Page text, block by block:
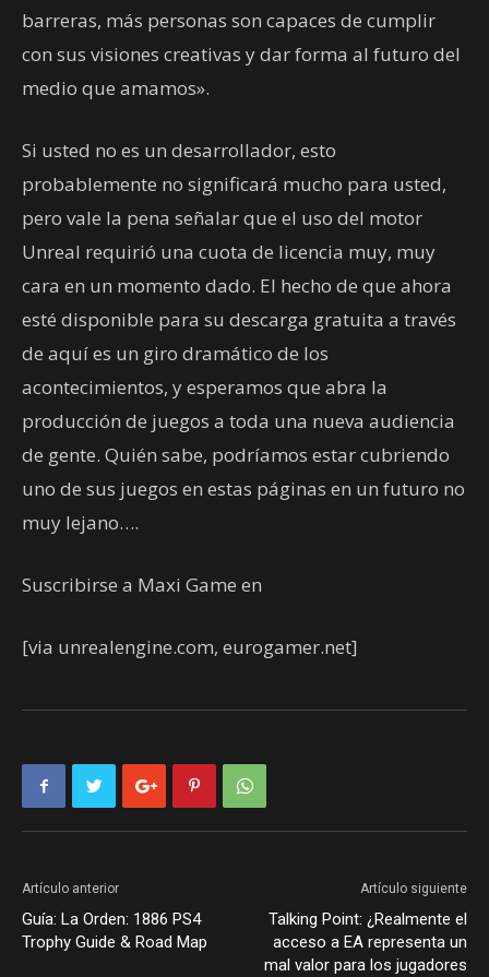
barreras, más personas son capaces de cumplir
con sus visiones creativas y dar forma al futuro del
medio que amamos».
Si usted no es un desarrollador, esto
probablemente no significará mucho para usted,
pero vale la pena señalar que el uso del motor
Unreal requirió una cuota de licencia muy, muy
cara en un momento dado. El hecho de que ahora
esté disponible para su descarga gratuita a través
de aquí es un giro dramático de los
acontecimientos, y esperamos que abra la
producción de juegos a toda una nueva audiencia
de gente. Quién sabe, podríamos estar cubriendo
uno de sus juegos en estas páginas en un futuro no
muy lejano….
Suscribirse a Maxi Game en
[via unrealengine.com, eurogamer.net]
Artículo anterior
Guía: La Orden: 1886 PS4
Trophy Guide & Road Map
Artículo siguiente
Talking Point: ¿Realmente el
acceso a EA representa un
mal valor para los jugadores